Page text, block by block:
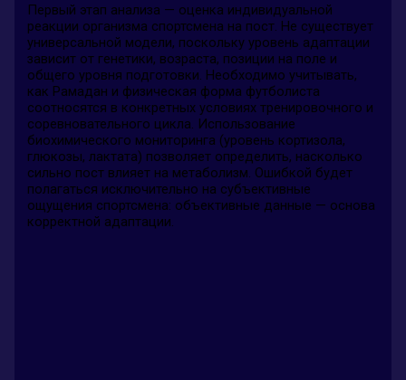
Первый этап анализа — оценка индивидуальной
реакции организма спортсмена на пост. Не существует
универсальной модели, поскольку уровень адаптации
зависит от генетики, возраста, позиции на поле и
общего уровня подготовки. Необходимо учитывать,
как Рамадан и физическая форма футболиста
соотносятся в конкретных условиях тренировочного и
соревновательного цикла. Использование
биохимического мониторинга (уровень кортизола,
глюкозы, лактата) позволяет определить, насколько
сильно пост влияет на метаболизм. Ошибкой будет
полагаться исключительно на субъективные
ощущения спортсмена: объективные данные — основа
корректной адаптации.